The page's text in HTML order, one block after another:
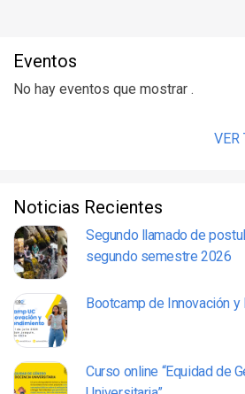
Eventos
No hay eventos que mostrar .
VER
Noticias Recientes
Segundo llamado de
segundo semestre 2026
Bootcamp de Innovación
Curso online “Equidad de